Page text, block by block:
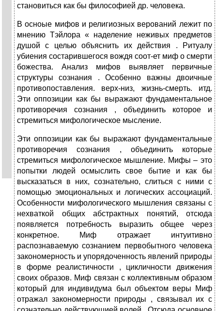
становиться как бы философией др. человека.
В осноые мифов и религиозных верований лежит по
мнению Тэйлора « наделение неживых предметов
душой с целью объяснить их действия . Ритуалу
убиения состарившегося вождя соот-ет миф о смерти
божества. Анализ мифов выявляет первичные
структуры сознания . Особенно важны двоичные
противопоставления. верх-низ, жизнь-смерть. итд.
Эти оппозиции как бы выражают фундаментальное
противоречия сознания , объединить которое и
стремиться мифологическое мысление.
Эти оппозиции как бы выражают фундаментальные
противоречия сознания , объединить которые
стремиться мифологическое мышление. Мифы – это
попытки людей осмыслить свое бытие и как бы
высказаться в них, сознательно, слиться с ними с
помощью эмоциональных и логических ассоциаций.
Особенности мифологического мышления связаны с
нехваткой общих абстрактных понятий, отсюда
появляется потребность выразить общее через
конкретное. Миф отражает интуитивно
распознаваемую сознанием первобытного человека
закономерность и упорядоченность явлений природы
в форме реалистичности , цикличности движения
своих образов. Миф связан с коллективным образом
который для индивидума был объектом веры Миф
отражал закономерности природы , связывал их с